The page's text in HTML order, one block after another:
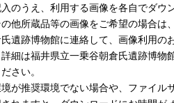
のうえ、利用する画像を各自でダウ
他所蔵品等の画像をご希望の場合は
遺跡博物館に連絡して、画像利用の
細は福井県立一乗谷朝倉氏遺跡博物
さい。
が推奨環境でない場合や、ファイル